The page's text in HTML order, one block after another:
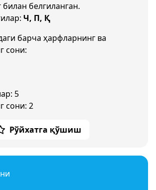
билан белгиланган.
Ч, П, Қ
барча ҳарфларнинг ва
сони:
5
сони: 2
Рўйхатга қўшиш